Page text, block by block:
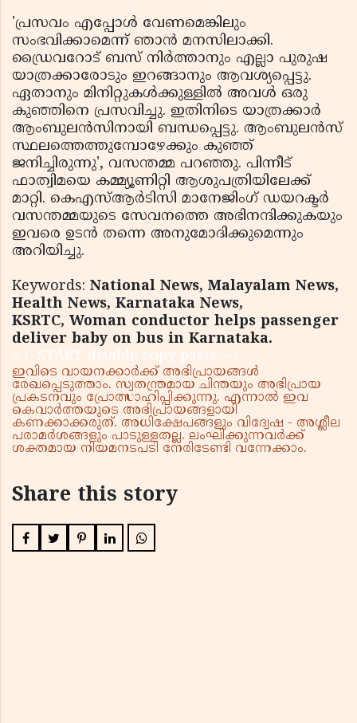
'പ്രസവം എപ്പോള്‍ വേണമെങ്കിലും
സംഭവിക്കാമെന്ന് ഞാന്‍ മനസിലാക്കി.
ഡ്രൈവറോട് ബസ് നിര്‍ത്താനും എല്ലാ പുരുഷ
യാത്രക്കാരോടും ഇറങ്ങാനും ആവശ്യപ്പെട്ടു.
ഏതാനും മിനിറ്റുകള്‍ക്കുള്ളില്‍ അവള്‍ ഒരു
കുഞ്ഞിനെ പ്രസവിച്ചു. ഇതിനിടെ യാത്രക്കാര്‍
ആംബുലന്‍സിനായി ബന്ധപ്പെട്ടു. ആംബുലന്‍സ്
സ്ഥലത്തെത്തുമ്പോഴേക്കും കുഞ്ഞ്
ജനിച്ചിരുന്നു', വസന്തമ്മ പറഞ്ഞു. പിന്നീട്
ഫാത്വിമയെ കമ്മ്യൂണിറ്റി ആശുപത്രിയിലേക്ക്
മാറ്റി. കെഎസ്ആര്‍ടിസി മാനേജിംഗ് ഡയറക്ടര്‍
വസന്തമ്മയുടെ സേവനത്തെ അഭിനന്ദിക്കുകയും
ഇവരെ ഉടന്‍ തന്നെ അനുമോദിക്കുമെന്നും
അറിയിച്ചു.
Keywords: National News, Malayalam News,
Health News, Karnataka News,
KSRTC, Woman conductor helps passenger
deliver baby on bus in Karnataka.
< !- START disable copy paste -->
ഇവിടെ വായനക്കാർക്ക് അഭിപ്രായങ്ങൾ
രേഖപ്പെടുത്താം. സ്വതന്ത്രമായ ചിന്തയും അഭിപ്രായ
പ്രകടനവും പ്രോത്സാഹിപ്പിക്കുന്നു. എന്നാൽ ഇവ
കെവാർത്തയുടെ അഭിപ്രായങ്ങളായി
കണക്കാക്കരുത്. അധിക്ഷേപങ്ങളും വിദ്വേഷ - അശ്ലീല
പരാമർശങ്ങളും പാടുള്ളതല്ല. ലംഘിക്കുന്നവർക്ക്
ശക്തമായ നിയമനടപടി നേരിടേണ്ടി വന്നേക്കാം.
Share this story